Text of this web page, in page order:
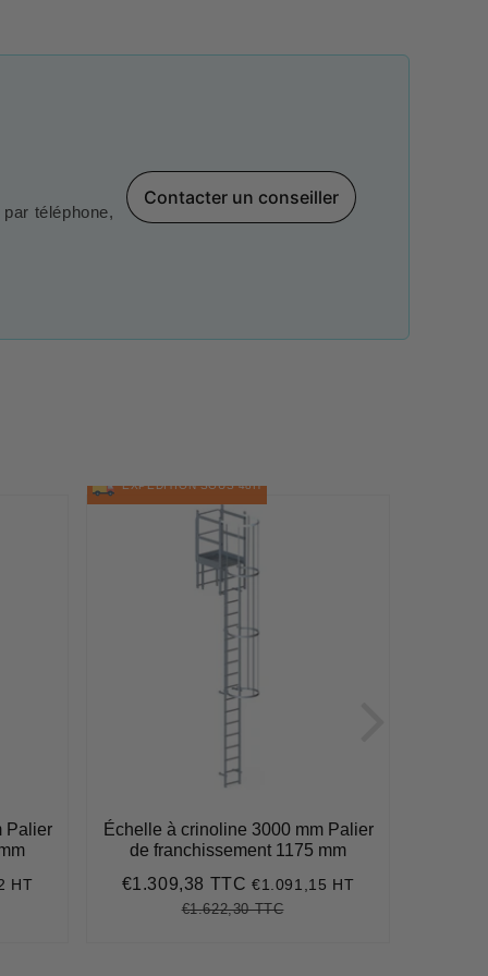
par téléphone,
Contacter un conseiller
Palier
HT
EXPÉDITION SOUS 48H
Échelle à crinoline 3000 mm Palier
de franchissement 1175 mm
Prix
€1.309,38 TTC€1.309,38
€1.091,15 HT
Prix
€1.622,30 TTC€1.622,30